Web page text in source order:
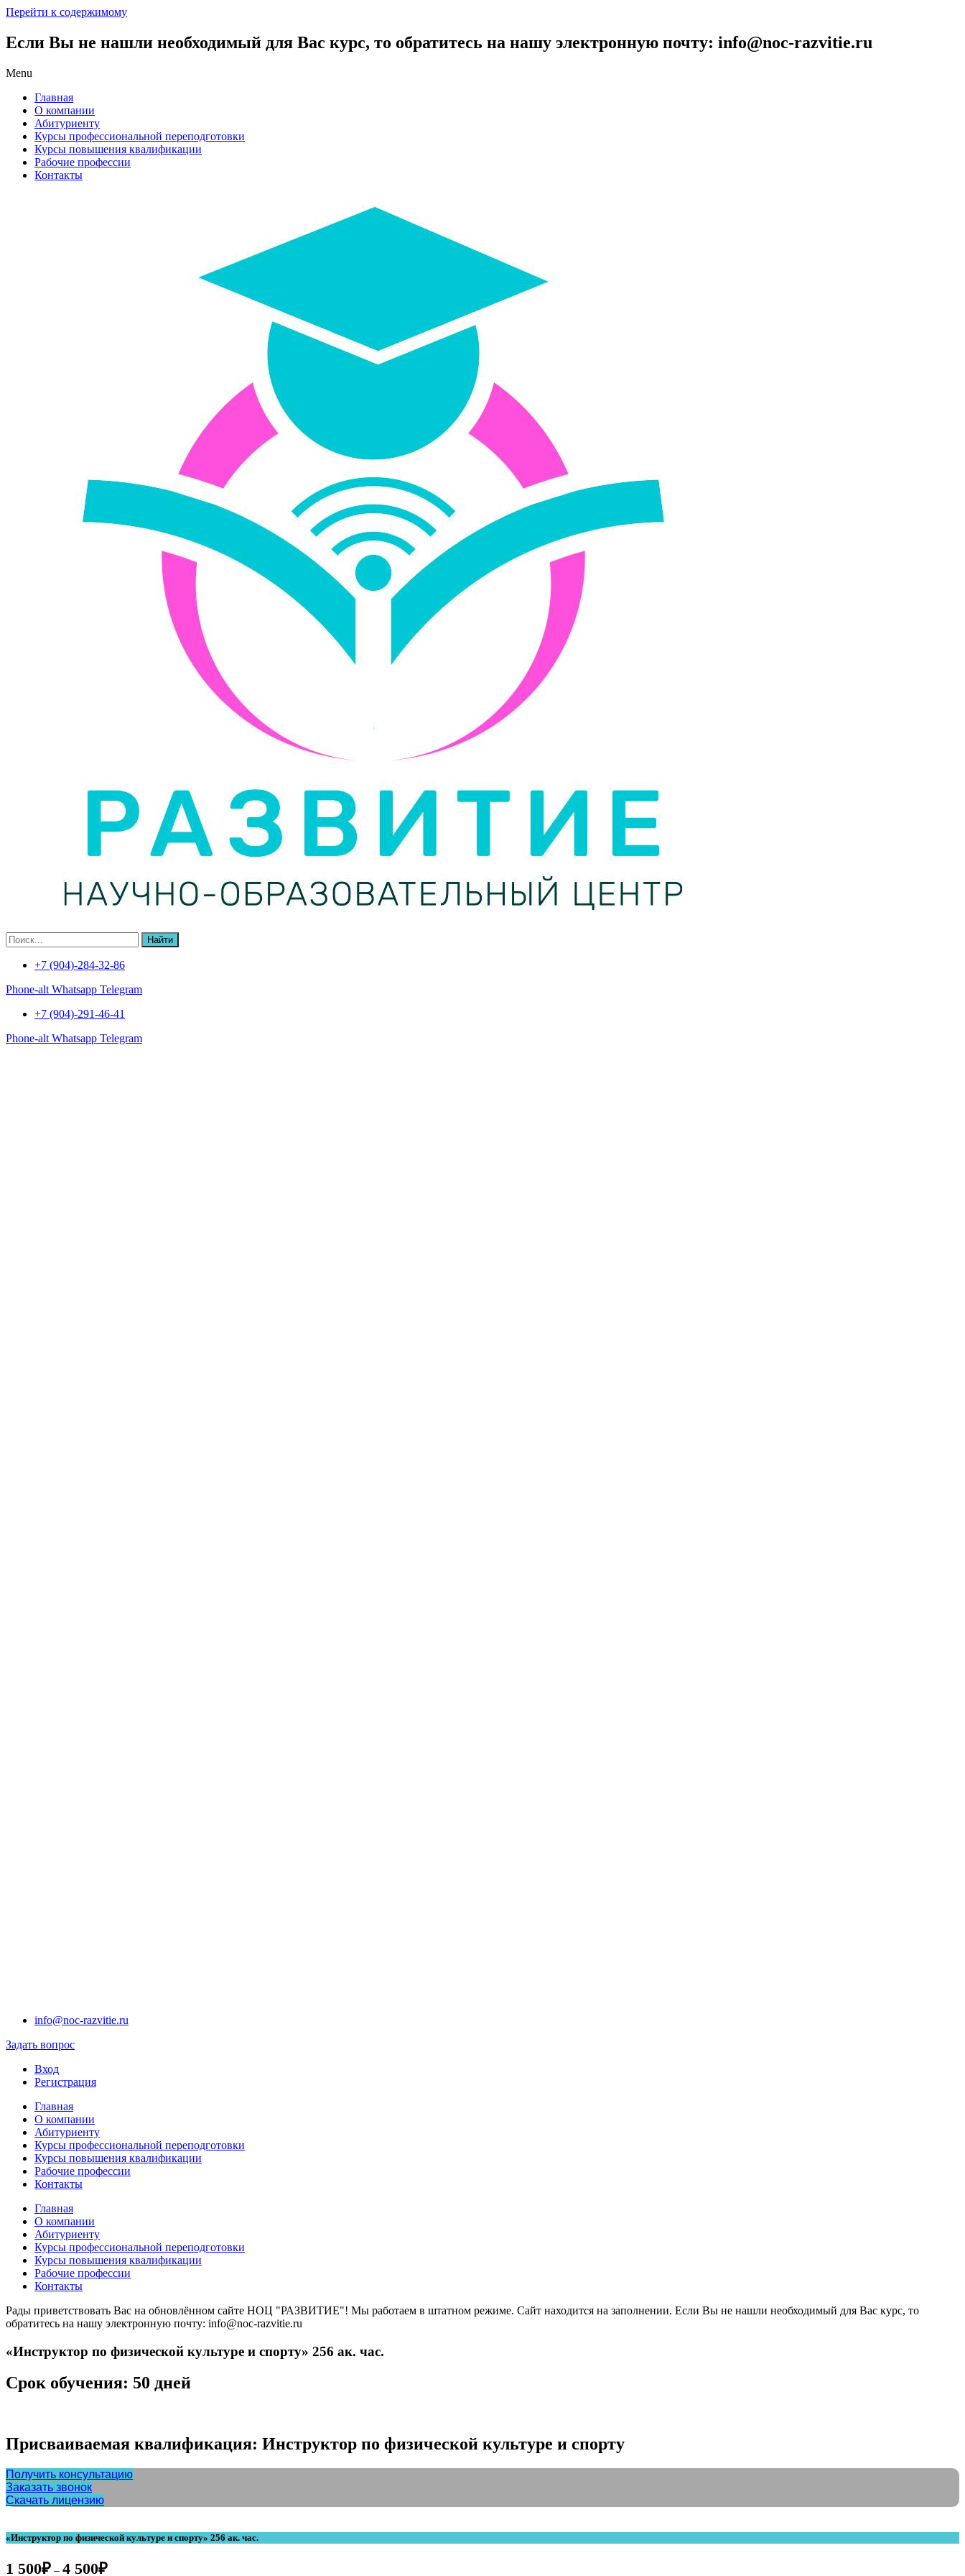
Перейти к содержимому
Если Вы не нашли необходимый для Вас курс, то обратитесь на нашу электронную почту: info@noc-razvitie.ru
Menu
Главная
О компании
Абитуриенту
Курсы профессиональной переподготовки
Курсы повышения квалификации
Рабочие профессии
Контакты
Найти
+7 (904)-284-32-86
Phone-alt Whatsapp Telegram
+7 (904)-291-46-41
Phone-alt Whatsapp Telegram
info@noc-razvitie.ru
Задать вопрос
Вход
Регистрация
Главная
О компании
Абитуриенту
Курсы профессиональной переподготовки
Курсы повышения квалификации
Рабочие профессии
Контакты
Главная
О компании
Абитуриенту
Курсы профессиональной переподготовки
Курсы повышения квалификации
Рабочие профессии
Контакты
Рады приветствовать Вас на обновлённом сайте НОЦ "РАЗВИТИЕ"! Мы работаем в штатном режиме. Сайт находится на заполнении. Если Вы не нашли необходимый для Вас курс, то
обратитесь на нашу электронную почту: info@noc-razvitie.ru
«Инструктор по физической культуре и спорту» 256 ак. час.
Срок обучения: 50 дней
Присваиваемая квалификация: Инструктор по физической культуре и спорту
Получить консультацию
Заказать звонок
Скачать лицензию
«Инструктор по физической культуре и спорту» 256 ак. час.
1 500₽ – 4 500₽